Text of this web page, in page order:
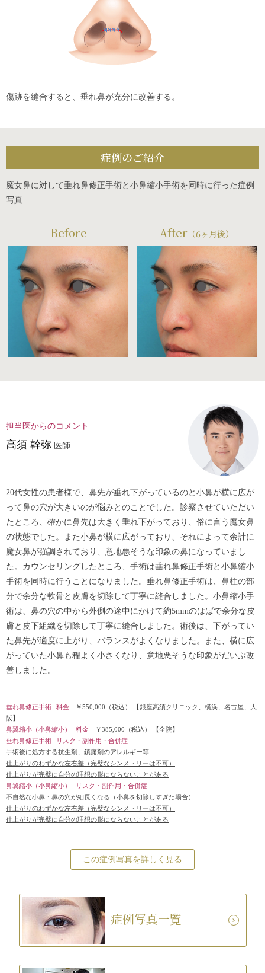
傷跡を縫合すると、垂れ鼻が充分に改善する。
症例のご紹介
魔女鼻に対して垂れ鼻修正手術と小鼻縮小手術を同時に行った症例
写真
Before After （6ヶ月後）
担当医からのコメント
⾼須 幹弥 医師
20代女性の患者様で、鼻先が垂れ下がっているのと小鼻が横に広が
って鼻の穴が大きいのが悩みとのことでした。診察させていただい
たところ、確かに鼻先は大きく垂れ下がっており、俗に言う魔女鼻
の状態でした。また小鼻が横に広がっており、それによって余計に
魔女鼻が強調されており、意地悪そうな印象の鼻になっていまし
た。カウンセリングしたところ、手術は垂れ鼻修正手術と小鼻縮小
手術を同時に行うことになりました。垂れ鼻修正手術は、鼻柱の部
分で余分な軟骨と皮膚を切除して丁寧に縫合しました。小鼻縮小手
術は、鼻の穴の中から外側の途中にかけて約5mmのはばで余分な皮
膚と皮下組織を切除して丁寧に縫合しました。術後は、下がってい
た鼻先が適度に上がり、バランスがよくなりました。また、横に広
がっていた小鼻も程よく小さくなり、意地悪そうな印象がだいぶ改
善しました。
垂れ鼻修正手術 料金 ￥550,000（税込）
【銀座高須クリニック、横浜、名古屋、大
阪】
鼻翼縮小（小鼻縮小）
料金 ￥385,000（税込）
【全院】
垂れ鼻修正手術
リスク・副作用・合併症
手術後に処方する抗生剤、鎮痛剤のアレルギー等
仕上がりのわずかな左右差（完璧なシンメトリーは不可）
仕上がりが完璧に自分の理想の形にならないことがある
鼻翼縮小（小鼻縮小）
リスク・副作用・合併症
不自然な小鼻・鼻の穴が細長くなる（小鼻を切除しすぎた場合）
仕上がりのわずかな左右差（完璧なシンメトリーは不可）
仕上がりが完璧に自分の理想の形にならないことがある
この症例写真を詳しく見る
症例写真一覧